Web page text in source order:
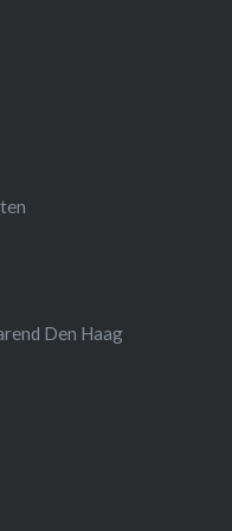
Den Haag